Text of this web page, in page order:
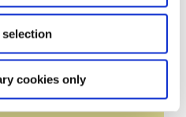
cookies only
Abonnieren
zum Newsletter stimmen
und der AGB zu,